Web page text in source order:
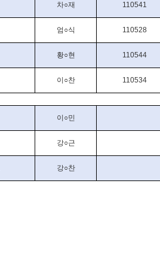
차○재 110541
엄 ○식 110528
황○현 110544
이 ○찬 110534
이 ○민
강○근
강○찬